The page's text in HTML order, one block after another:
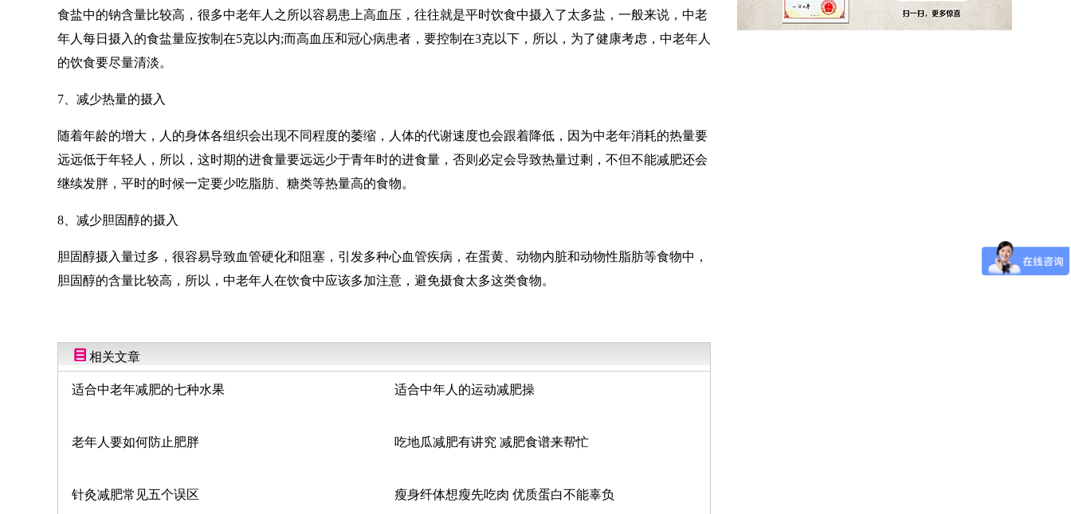
食盐中的钠含量比较高，很多中老年人之所以容易患上高血压，往往就是平时饮食中摄入了太多盐，一般来说，中老
年人每日摄入的食盐量应按制在5克以内;而高血压和冠心病患者，要控制在3克以下，所以，为了健康考虑，中老年人
的饮食要尽量清淡。
7、减少热量的摄入
随着年龄的增大，人的身体各组织会出现不同程度的萎缩，人体的代谢速度也会跟着降低，因为中老年消耗的热量要
远远低于年轻人，所以，这时期的进食量要远远少于青年时的进食量，否则必定会导致热量过剩，不但不能减肥还会
继续发胖，平时的时候一定要少吃脂肪、糖类等热量高的食物。
8、减少胆固醇的摄入
胆固醇摄入量过多，很容易导致血管硬化和阻塞，引发多种心血管疾病，在蛋黄、动物内脏和动物性脂肪等食物中，
胆固醇的含量比较高，所以，中老年人在饮食中应该多加注意，避免摄食太多这类食物。
相关文章
适合中老年减肥的七种水果 适合中年人的运动减肥操
老年人要如何防止肥胖 吃地瓜减肥有讲究 减肥食谱来帮忙
针灸减肥常见五个误区 瘦身纤体想瘦先吃肉 优质蛋白不能辜负